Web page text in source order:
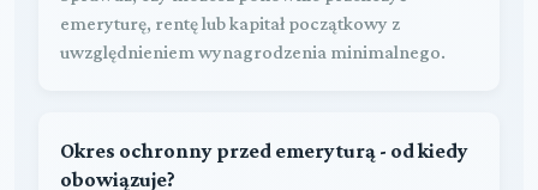
emeryturę, rentę lub kapitał początkowy z
uwzględnieniem wynagrodzenia minimalnego.
Okres ochronny przed emeryturą - od kiedy
obowiązuje?